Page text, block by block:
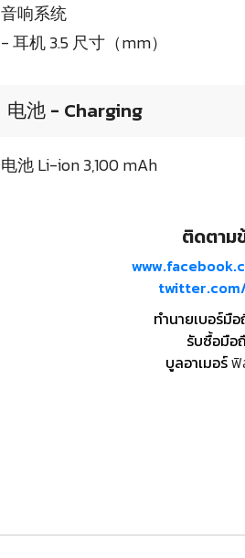
音响系统
- 耳机 3.5 尺寸（mm）
电池 - Charging
电池 Li-ion 3,100 mAh
ติดตาม
ทำนายเบอร์มื
รับซื้อมือ
บูลอาเมอร์ฟิ